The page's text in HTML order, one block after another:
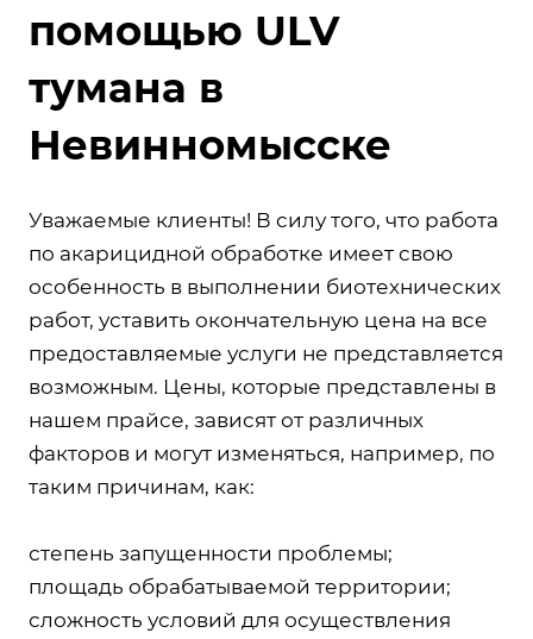
помощью ULV
тумана в
Невинномысске
Уважаемые клиенты! В силу того, что работа
по акарицидной обработке имеет свою
особенность в выполнении биотехнических
работ, уставить окончательную цена на все
предоставляемые услуги не представляется
возможным. Цены, которые представлены в
нашем прайсе, зависят от различных
факторов и могут изменяться, например, по
таким причинам, как:
степень запущенности проблемы;
площадь обрабатываемой территории;
сложность условий для осуществления